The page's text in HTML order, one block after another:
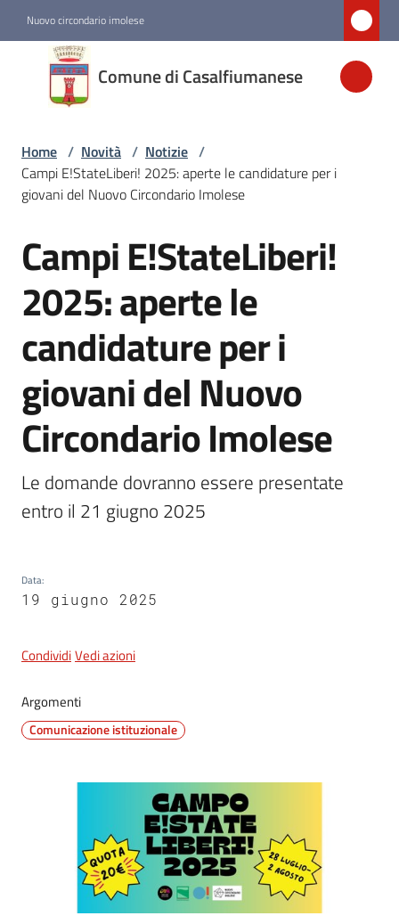
Nuovo circondario imolese
Comune di Casalfiumanese
Comune di
Casalfiumanese
Amministrazione
Casalfiumanese
Servizi
Tutti
argomenti
Home / Novità / Notizie /
Campi E!StateLiberi! 2025: aperte le candidature per i
giovani del Nuovo Circondario Imolese
Salta al contenuto
Campi E!StateLiberi!
2025: aperte le
candidature per i
giovani del Nuovo
Circondario Imolese
Le domande dovranno essere presentate
entro il 21 giugno 2025
Data:
19 giugno 2025
CondividiVedi azioni
Argomenti
Comunicazione istituzionale